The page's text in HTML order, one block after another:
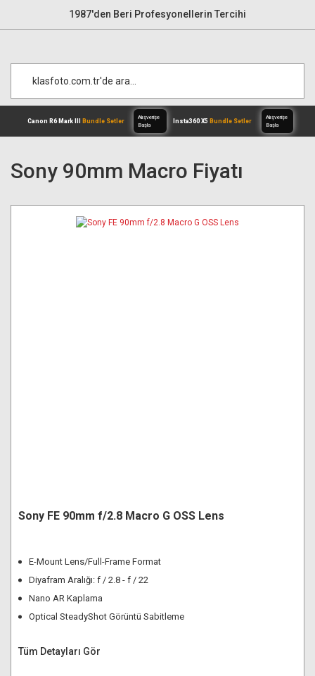
1987'den Beri Profesyonellerin Tercihi
Başla
Sony 90mm Macro Fiyatı
Sony FE 90mm f/2.8 Macro G OSS Lens
E-Mount Lens/Full-Frame Format
Diyafram Aralığı: f / 2.8 - f / 22
Nano AR Kaplama
Optical SteadyShot Görüntü Sabitleme
Tüm Detayları Gör